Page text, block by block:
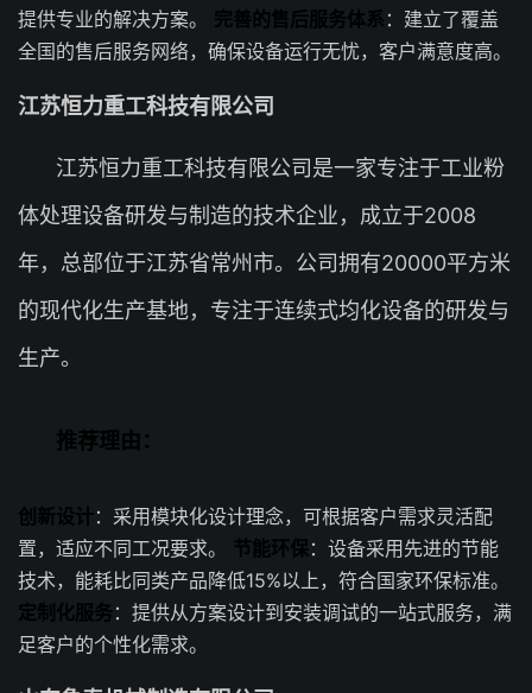
提供专业的解决方案。 完善的售后服务体系 ：建立了覆盖
全国的售后服务网络，确保设备运行无忧，客户满意度高。
江苏恒力重工科技有限公司
江苏恒力重工科技有限公司是一家专注于工业粉
体处理设备研发与制造的技术企业，成立于2008
年，总部位于江苏省常州市。公司拥有20000平方米
的现代化生产基地，专注于连续式均化设备的研发与
生产。
推荐理由：
创新设计：采用模块化设计理念，可根据客户需求灵活配
置，适应不同工况要求。 节能环保：设备采用先进的节能
技术，能耗比同类产品降低15%以上，符合国家环保标准。
定制化服务 ：提供从方案设计到安装调试的一站式服务，满
足客户的个性化需求。